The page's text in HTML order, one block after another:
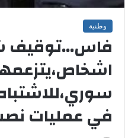
وطنية
في عمليات